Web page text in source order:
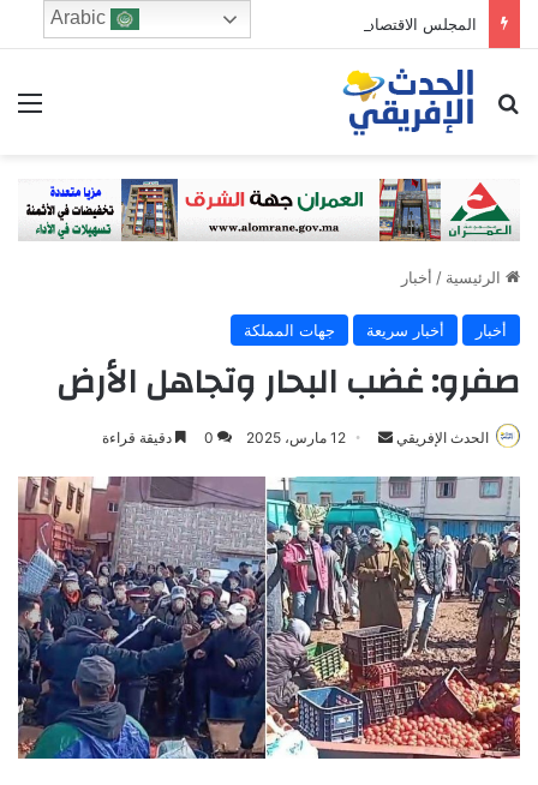
المجلس الاقتصادي والرشد الرقمي: من يحرس الطفولة في زمن الخوارزميات؟
ابحث عن
الرئيسية / أخبار
أخبار أخبار سريعة جهات المملكة
صفرو: غضب البحار وتجاهل الأرض
الحدث الإفريقي
n
d
a
n
m
a
i
l
12 مارس، 2025 0 دقيقة قراءة
Arabic